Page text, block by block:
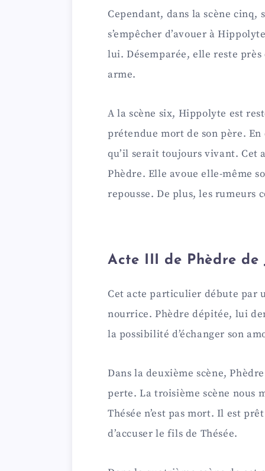
Cependant, dans la scène cinq,
s’empêcher d’avouer à
lui. Désemparée, elle reste
arme.
A la scène six, Hippolyte est
prétendue mort de son père.
qu’il serait toujours vivant. Cet
Phèdre. Elle avoue elle-même
repousse. De plus, les rumeurs
Acte III de Phèdre de
Cet acte particulier débute par
nourrice. Phèdre dépitée, lui
la possibilité d’échanger son
Dans la deuxième scène,
perte. La troisième scène nous
Thésée n’est pas mort. Il est
d’accuser le fils de Thésée.